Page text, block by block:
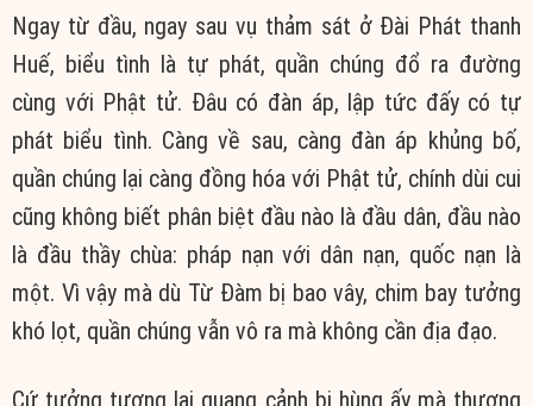
Ngay từ đầu, ngay sau vụ thảm sát ở Đài Phát thanh
Huế, biểu tình là tự phát, quần chúng đổ ra đường
cùng với Phật tử. Đâu có đàn áp, lập tức đấy có tự
phát biểu tình. Càng về sau, càng đàn áp khủng bố,
quần chúng lại càng đồng hóa với Phật tử, chính dùi cui
cũng không biết phân biệt đầu nào là đầu dân, đầu nào
là đầu thầy chùa: pháp nạn với dân nạn, quốc nạn là
một. Vì vậy mà dù Từ Đàm bị bao vây, chim bay tưởng
khó lọt, quần chúng vẫn vô ra mà không cần địa đạo.
Cứ tưởng tượng lại quang cảnh bi hùng ấy mà thương